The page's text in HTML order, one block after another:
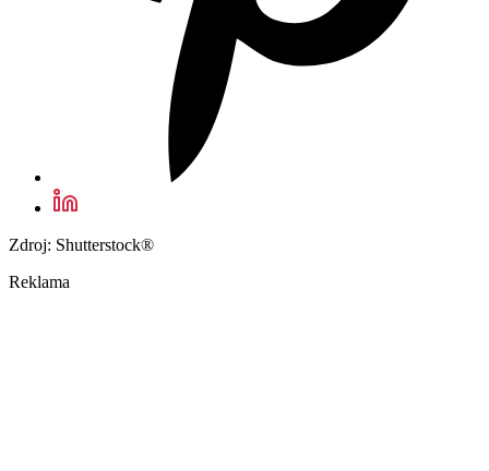
Zdroj: Shutterstock®
Reklama